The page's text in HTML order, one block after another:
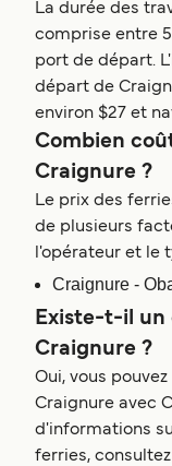
La durée des
comprise entre
port de départ.
départ de
environ $27 et
Combien
Craignure ?
Le prix des
de plusieurs
l'opérateur et le
Craignure -
Existe-t-il
Craignure ?
Oui, vous
Craignure avec
d'informations
ferries,